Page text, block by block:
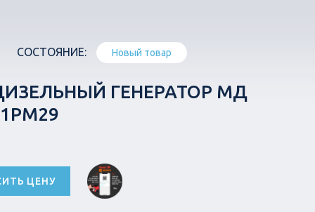
СОСТОЯНИЕ: Новый товар
ГЕНЕРАТОР МД
ЦЕНУ